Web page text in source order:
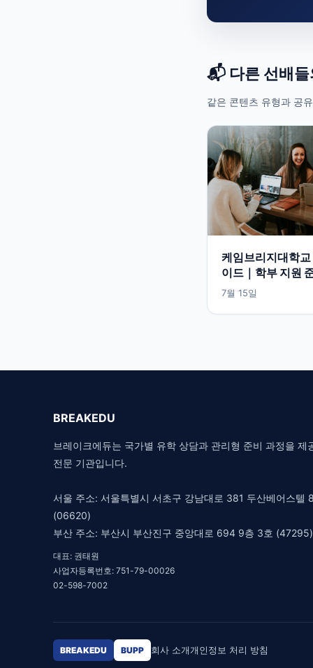
📬 다른 선배들
같은 콘텐츠 유형과 공
케임브리지대학교
이드｜학부 지원
식 입학정보 한눈
7월 15일
BREAKEDU
브레이크에듀는 국가별 유학 상담과 관리형 준비 과정을 제
전문 기관입니다.
서울 주소: 서울특별시 서초구 강남대로 381 두산베어스텔
(06620)
부산 주소: 부산시 부산진구 중앙대로 694 9층 3호 (47295)
대표: 권태원
사업자등록번호: 751-79-00026
02-598-7002
BREAKEDU BUPP 회사 소개개인정보 처리 방침